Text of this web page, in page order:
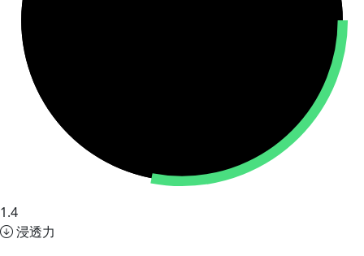
1.4
浸透力